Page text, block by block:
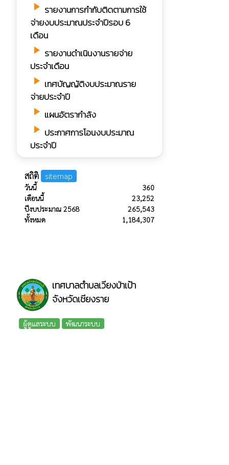
play_arrow รายงานการกํากับติดตามการใช้
จ่ายงบประมาณประจำปีรอบ 6
เดือน
play_arrow รายงานดำเนินงานรายจ่าย
ประจำเดือน
play_arrow เทศบัญญัติงบประมาณราย
จ่ายประจำปี
play_arrow แผนอัตรากำลัง
play_arrow ประกาศการโอนงบประมาณ
ประจำปี
สถิติ sitemap
วันนี้
360
เดือนนี้
23,252
ปีงบประมาณ 2568
265,543
ทั้งหมด
1,184,307
เทศบาลตำบลเวียงป่าเป้า
จังหวัดเชียงราย
ผู้ดูแลระบบ พัฒนาระบบ